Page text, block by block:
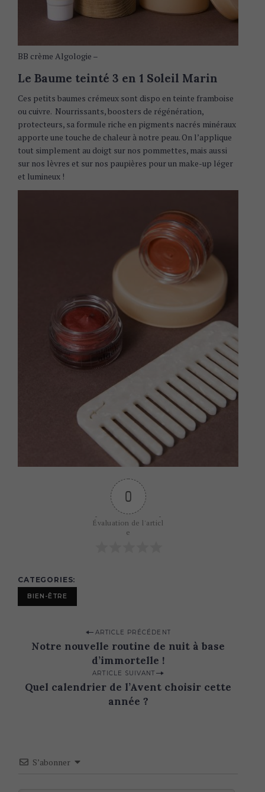
BB crème Algologie –
Le Baume teinté 3 en 1 Soleil Marin
Ces petits baumes crémeux sont dispo en teinte framboise
ou cuivre. Nourrissants, boosters de régénération,
protecteurs, sa formule riche en pigments nacrés minéraux
apporte une touche de chaleur à notre peau. On l’applique
tout simplement au doigt sur nos pommettes, mais aussi
sur nos lèvres et sur nos paupières pour un make-up léger
et lumineux !
0
Évaluation de l'articl
e
CATEGORIES
BIEN-ÊTRE
i
ARTICLE PRÉCÉDENT
Notre nouvelle routine de nuit à base
d’immortelle !
ARTICLE SUIVANT
Quel calendrier de l’Avent choisir cette
année ?
S’abonner